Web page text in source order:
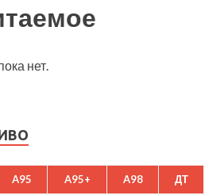
нет.
A95 A95+ A98 ДТ